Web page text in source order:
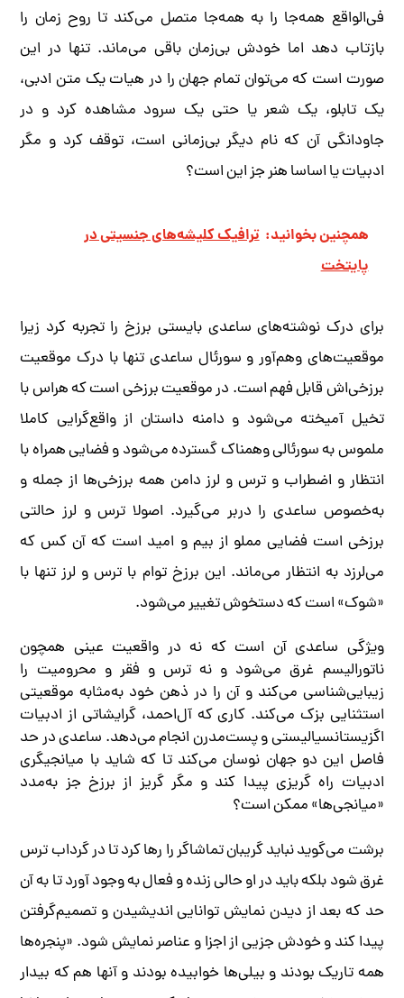
فی‌الواقع همه‌جا را به همه‌جا متصل می‌کند تا روح زمان را
بازتاب دهد اما خودش بی‌زمان باقی می‌ماند. تنها در این
صورت است که می‌توان تمام جهان را در هیات یک متن ادبی،
یک تابلو، یک شعر یا حتی یک سرود مشاهده کرد و در
جاودانگی آن که نام دیگر بی‌زمانی است، توقف کرد و مگر
ادبیات یا اساسا هنر جز این است؟
همچنین بخوانید: ترافیک کلیشه‌های جنسیتی در
پایتخت
برای درک نوشته‌های ساعدی بایستی برزخ را تجربه کرد زیرا
موقعیت‌های وهم‌آور و سورئال ساعدی تنها با درک موقعیت
برزخی‌اش قابل فهم است. در موقعیت برزخی است که هراس با
تخیل آمیخته می‌شود و دامنه داستان از واقع‌گرایی کاملا
ملموس به سورئالی وهمناک گسترده می‌شود و فضایی همراه با
انتظار و اضطراب و ترس و لرز دامن همه برزخی‌ها از جمله و
به‌خصوص ساعدی را دربر می‌گیرد. اصولا ترس و لرز حالتی
برزخی است فضایی مملو از بیم و امید است که آن کس که
می‌لرزد به انتظار می‌ماند. این برزخ توام با ترس و لرز تنها با
«شوک» است که دستخوش تغییر می‌شود.
ویژگی ساعدی آن است که نه در واقعیت عینی همچون
ناتورالیسم غرق می‌شود و نه ترس و فقر و محرومیت را
زیبایی‌شناسی می‌کند و آن را در ذهن خود به‌مثابه موقعیتی
استثنایی بزک می‌کند. کاری که آل‌احمد، گرایشاتی از ادبیات
اگزیستانسیالیستی و پست‌مدرن انجام می‌دهد. ساعدی در حد
فاصل این دو جهان نوسان می‌کند تا که شاید با میانجیگری
ادبیات راه گریزی پیدا کند و مگر گریز از برزخ جز به‌مدد
«میانجی‌ها» ممکن است؟
برشت می‌گوید نباید گریبان تماشاگر را رها کرد تا در گرداب ترس
غرق شود بلکه باید در او حالی زنده و فعال به وجود آورد تا به آن
حد که بعد از دیدن نمایش توانایی اندیشیدن و تصمیم‌گرفتن
پیدا کند و خودش جزیی از اجزا و عناصر نمایش شود. «پنجره‌ها
همه تاریک بودند و بیلی‌ها خوابیده بودند و آنها هم که بیدار